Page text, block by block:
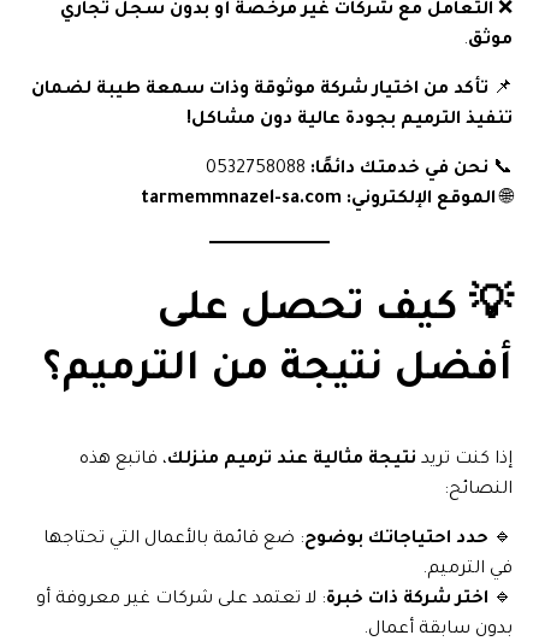
❌ التعامل مع شركات غير مرخصة أو بدون سجل تجاري
موثق.
📌 تأكد من اختيار شركة موثوقة وذات سمعة طيبة لضمان
تنفيذ الترميم بجودة عالية دون مشاكل!
📞 نحن في خدمتك دائمًا:
🌐الموقع الإلكتروني: tarmemmnazel-sa.com
💡 كيف تحصل على
أفضل نتيجة من الترميم؟
إذا كنت تريد نتيجة مثالية عند ترميم منزلك، فاتبع هذه
النصائح:
🔹 حدد احتياجاتك بوضوح: ضع قائمة بالأعمال التي تحتاجها
في الترميم.
🔹 اختر شركة ذات خبرة: لا تعتمد على شركات غير معروفة أو
بدون سابقة أعمال.